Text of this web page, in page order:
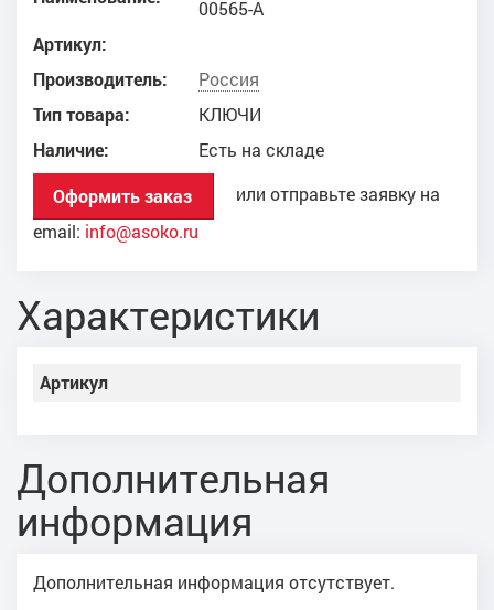
00565-А
Артикул:
Производитель:
Россия
Тип товара:
КЛЮЧИ
Наличие:
Есть на складе
Оформить заказ
или отправьте заявку на
email: info@asoko.ru
Характеристики
Артикул
Дополнительная
информация
Дополнительная информация отсутствует.